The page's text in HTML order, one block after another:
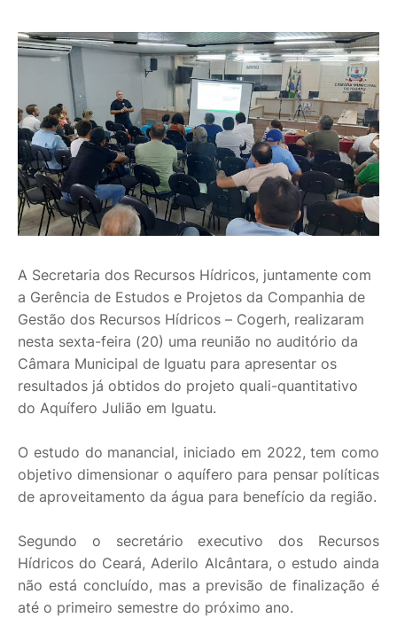
A Secretaria dos Recursos Hídricos, juntamente com
a Gerência de Estudos e Projetos da Companhia de
Gestão dos Recursos Hídricos – Cogerh, realizaram
nesta sexta-feira (20) uma reunião no auditório da
Câmara Municipal de Iguatu para apresentar os
resultados já obtidos do projeto quali-quantitativo
do Aquífero Julião em Iguatu.
O estudo do manancial, iniciado em 2022, tem como
objetivo dimensionar o aquífero para pensar políticas
de aproveitamento da água para benefício da região.
Segundo o secretário executivo dos Recursos
Hídricos do Ceará, Aderilo Alcântara, o estudo ainda
não está concluído, mas a previsão de finalização é
até o primeiro semestre do próximo ano.